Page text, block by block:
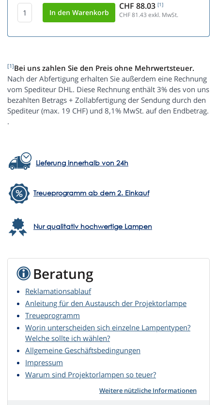
CHF 88.03 [1]
CHF 81.43 exkl. MwSt.
[1]Bei uns zahlen Sie den Preis ohne Mehrwertsteuer.
Nach der Abfertigung erhalten Sie außerdem eine Rechnung
vom Spediteur DHL. Diese Rechnung enthält 3% des von uns
bezahlten Betrags + Zollabfertigung der Sendung durch den
Spediteur (max. 19 CHF) und 8,1% MwSt. auf den Endbetrag.
.
Lieferung innerhalb von 24h
Treueprogramm ab dem 2. Einkauf
Nur qualitativ hochwertige Lampen
Beratung
Reklamationsablauf
Anleitung für den Austausch der Projektorlampe
Treueprogramm
Worin unterscheiden sich einzelne Lampentypen?
Welche sollte ich wählen?
Allgemeine Geschäftsbedingungen
Impressum
Warum sind Projektorlampen so teuer?
Weitere nützliche Informationen